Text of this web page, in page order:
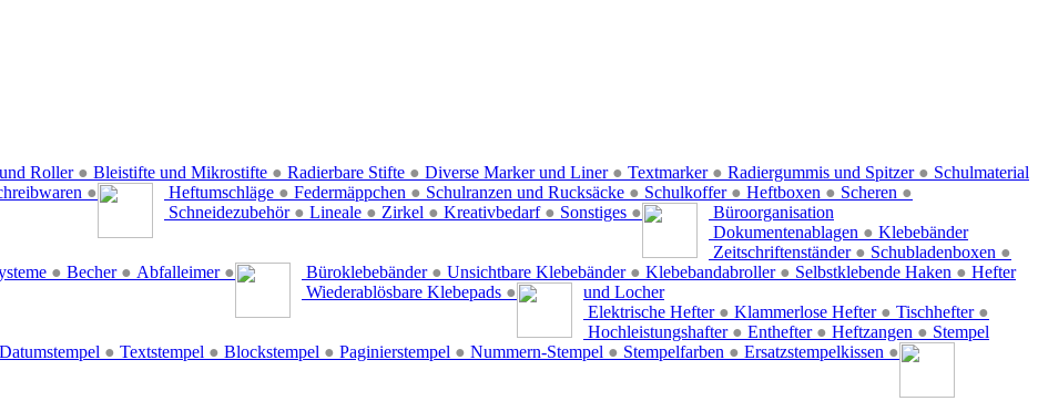
Roller ● Bleistifte und Mikrostifte ● Radierbare Stifte ● Diverse Marker und Liner ● Textmarker ● Radiergummis und Spitzer ●
●
Schulmaterial
Heftumschläge ● Federmäppchen ● Schulranzen und Rucksäcke ● Schulkoffer ● Heftboxen ● Scheren ●
Schneidezubehör ● Lineale ● Zirkel ● Kreativbedarf ● Sonstiges ●
Büroorganisation
Dokumentenablagen ●
Zeitschriftenständer ● Schubladenboxen ●
● Becher ● Abfalleimer ●
Klebebänder
Büroklebebänder ● Unsichtbare Klebebänder ● Klebebandabroller ● Selbstklebende Haken ●
Wiederablösbare Klebepads ●
Hefter
und Locher
Elektrische Hefter ● Klammerlose Hefter ● Tischhefter ●
Hochleistungshafter ● Enthefter ● Heftzangen ● Stempel
Datumstempel ● Textstempel ● Blockstempel ● Paginierstempel ● Nummern-Stempel ● Stempelfarben ● Ersatzstempelkissen ●